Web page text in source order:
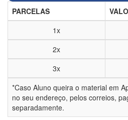
PARCELAS
1x
2x
3x
*Caso Aluno queira o material em
no seu endereço, pelos correios,
separadamente.